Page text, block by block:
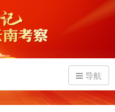
导航